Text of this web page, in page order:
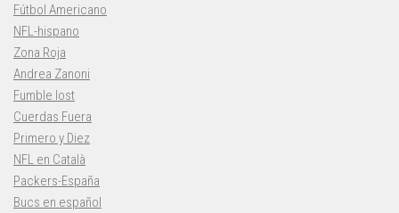
Fútbol Americano
NFL-hispano
Zona Roja
Andrea Zanoni
Fumble lost
Cuerdas Fuera
Primero y Diez
NFL en Català
Packers-España
Bucs en español